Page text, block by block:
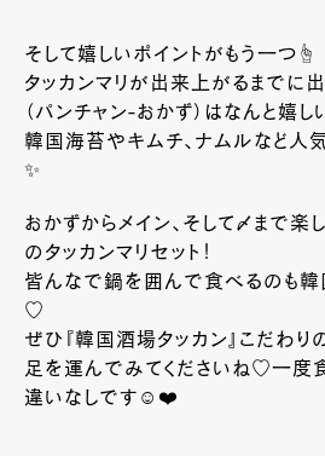
そして嬉しいポイントがもう一つ☝️
タッカンマリが出来上がるまでに
（パンチャン-おかず）はなんと嬉
韓国海苔やキムチ、ナムルなど人
✨
おかずからメイン、そして〆まで楽
のタッカンマリセット！
皆んなで鍋を囲んで食べるのも
♡
ぜひ『韓国酒場タッカン』こだわり
足を運んでみてくださいね♡一度
違いなしです☺️❤️